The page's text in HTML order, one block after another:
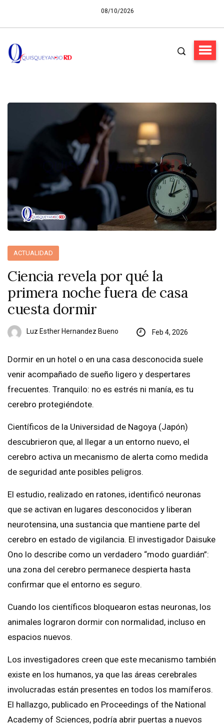
08/10/2026
ACTUALIDAD
Ciencia revela por qué la
primera noche fuera de casa
cuesta dormir
Luz Esther Hernandez Bueno Feb 4, 2026
Dormir en un hotel o en una casa desconocida suele
venir acompañado de sueño ligero y despertares
frecuentes. Tranquilo: no es estrés ni manía, es tu
cerebro protegiéndote.
Científicos de la Universidad de Nagoya (Japón)
descubrieron que, al llegar a un entorno nuevo, el
cerebro activa un mecanismo de alerta como medida
de seguridad ante posibles peligros.
El estudio, realizado en ratones, identificó neuronas
que se activan en lugares desconocidos y liberan
neurotensina, una sustancia que mantiene parte del
cerebro en estado de vigilancia. El investigador Daisuke
Ono lo describe como un verdadero “modo guardián”:
una zona del cerebro permanece despierta hasta
confirmar que el entorno es seguro.
Cuando los científicos bloquearon estas neuronas, los
animales lograron dormir con normalidad, incluso en
espacios nuevos.
Los investigadores creen que este mecanismo también
existe en los humanos, ya que las áreas cerebrales
involucradas están presentes en todos los mamíferos.
El hallazgo, publicado en Proceedings of the National
Academy of Sciences, podría abrir puertas a nuevos